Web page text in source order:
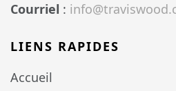
Courriel :
LIENS RAPIDES
Accueil